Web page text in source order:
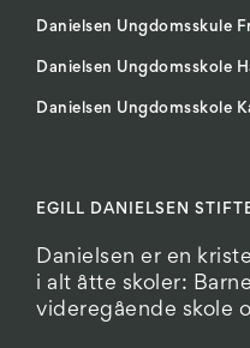
EGILL DANIELSEN
Danielsen er en
i alt åtte skoler:
videregående skole
Danielsen Ungdomsskule
Danielsen Ungdomsskole
Danielsen Ungdomsskole